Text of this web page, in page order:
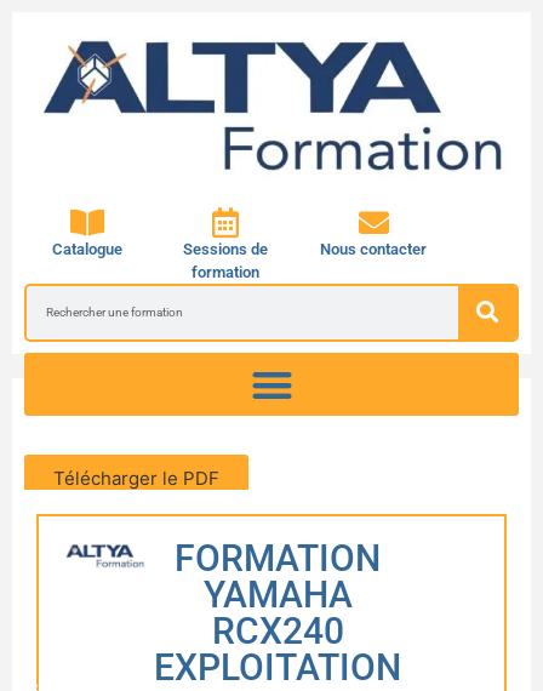
Catalogue
Sessions de
formation
Nous contacter
Télécharger le PDF
FORMATION
YAMAHA
RCX240
EXPLOITATION